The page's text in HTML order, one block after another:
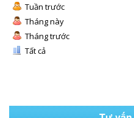
Tuần trước
Tháng này
Tháng trước
Tất cả